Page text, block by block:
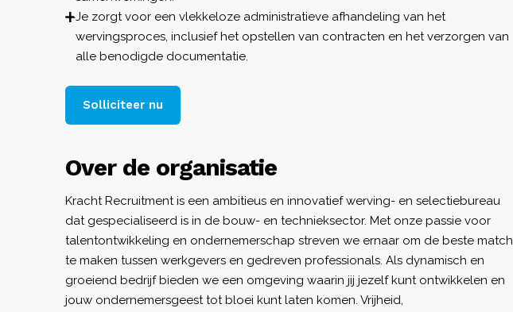
Je zorgt voor een vlekkeloze administratieve afhandeling van het
wervingsproces, inclusief het opstellen van contracten en het verzorgen van
alle benodigde documentatie.
Solliciteer nu
Over de organisatie
Kracht Recruitment is een ambitieus en innovatief werving- en selectiebureau
dat gespecialiseerd is in de bouw- en technieksector. Met onze passie voor
talentontwikkeling en ondernemerschap streven we ernaar om de beste match
te maken tussen werkgevers en gedreven professionals. Als dynamisch en
groeiend bedrijf bieden we een omgeving waarin jij jezelf kunt ontwikkelen en
jouw ondernemersgeest tot bloei kunt laten komen. Vrijheid,